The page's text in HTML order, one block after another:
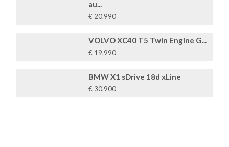
au...
€ 20.990
VOLVO XC40 T5 Twin Engine G...
€ 19.990
BMW X1 sDrive 18d xLine
€ 30.900